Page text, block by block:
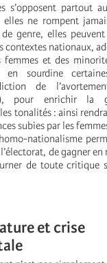
s’opposent partout
ne rompent
genre, elles
contextes nationaux,
femmes et des
en sourdine
de
pour enrichir la
tonalités : ainsi
subies par les
nationalisme
de gagner
de toute critique
et crise